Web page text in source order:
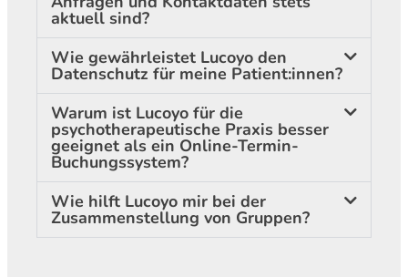
aktuell sind?
Wie gewährleistet Lucoyo den
Datenschutz für meine Patient:innen?
Warum ist Lucoyo für die
psychotherapeutische Praxis besser
geeignet als ein Online-Termin-
Buchungssystem?
Wie hilft Lucoyo mir bei der
Zusammenstellung von Gruppen?